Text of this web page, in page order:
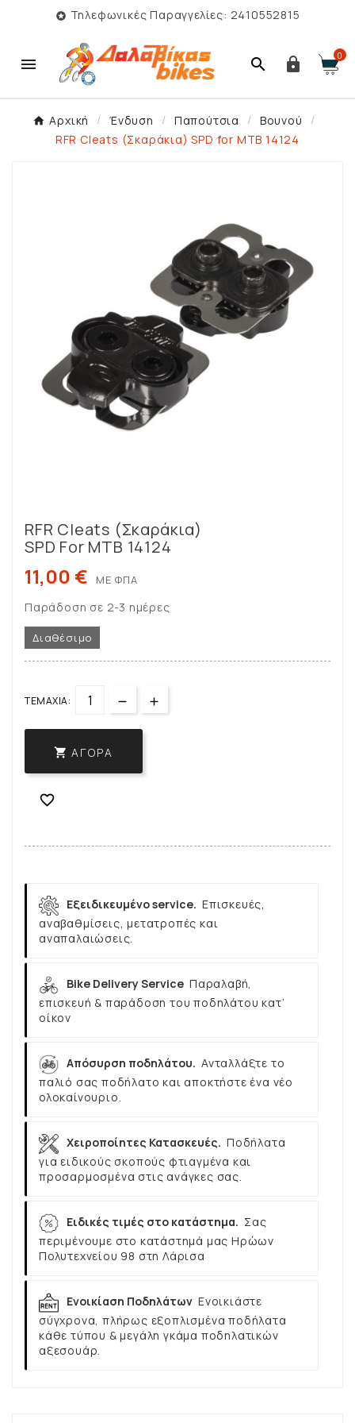
 Τηλεφωνικές Παραγγελίες: 2410552815
   0
Αρχική Ένδυση Παπούτσια
Βουνού
RFR Cleats (Σκαράκια) SPD for MTB 14124
RFR Cleats (Σκαράκια)
SPD For MTB 14124
11,00 € ΜΕ ΦΠΑ
Παράδοση σε 2-3 ημέρες
Διαθέσιμο
ΤΕΜΆΧΙΑ:
 ΑΓΟΡΆ

Εξειδικευμένο service. Επισκευές,
αναβαθμίσεις, μετατροπές και
αναπαλαιώσεις.
Bike Delivery Service Παραλαβή,
επισκευή & παράδοση του ποδηλάτου κατ’
οίκον
Απόσυρση ποδηλάτου. Ανταλλάξτε το
παλιό σας ποδήλατο και αποκτήστε ένα νέο
ολοκαίνουριο.
Χειροποίητες Κατασκευές. Ποδήλατα
για ειδικούς σκοπούς φτιαγμένα και
προσαρμοσμένα στις ανάγκες σας.
Ειδικές τιμές στο κατάστημα. Σας
περιμένουμε στο κατάστημά μας Ηρώων
Πολυτεχνείου 98 στη Λάρισα
Ενοικίαση Ποδηλάτων Ενοικιάστε
σύγχρονα, πλήρως εξοπλισμένα ποδήλατα
κάθε τύπου & μεγάλη γκάμα ποδηλατικών
αξεσουάρ.